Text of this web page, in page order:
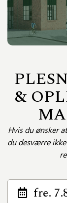
&
Hvis du ønsker
du desværre
fre.